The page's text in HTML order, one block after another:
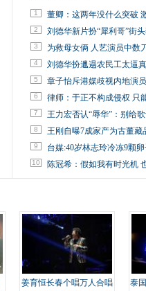
1 董卿：这两年没什么突破
2 刘德华新片扮“犀利哥”街
3 为救母女俩 人艺演员中数
4 刘德华扮邋遢农民工太逼
5 章子怡斥港媒歧视内地演
6 律师：于正不构成侵权 只
7 王力宏否认“辱华”：别给
8 王刚自曝7成家产为古董藏
9 台媒:40岁林志玲冷冻9颗
10 陈冠希：假如我有时光机
姜育恒长春个唱万人合唱
泰